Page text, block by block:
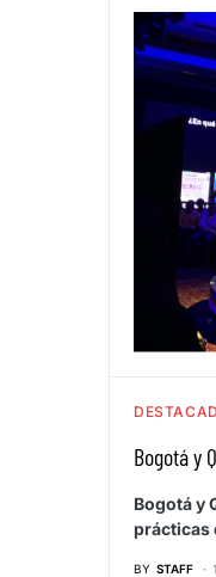
Bogotá y
Bogotá y
prácticas
BY STAFF